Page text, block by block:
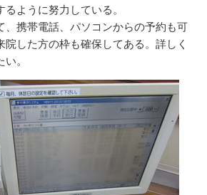
ように努力している。
携帯電話、パソコンからの予約も可
院した方の枠も確保してある。詳しく
。